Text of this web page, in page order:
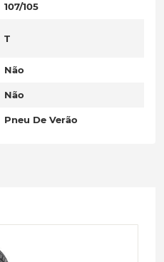
107/105
T
Não
Não
Pneu De Verão